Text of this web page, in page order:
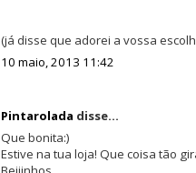
(já disse que adorei a vossa
10 maio, 2013 11:42
Pintarolada disse...
Que bonita:)
Estive na tua loja! Que coisa tão